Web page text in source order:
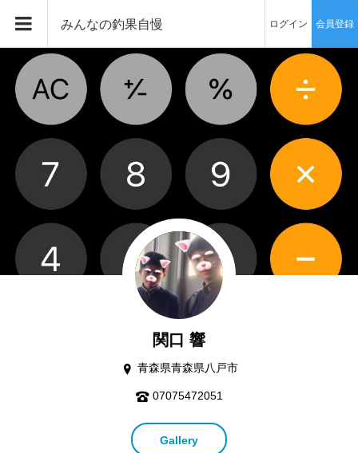
みんなの釣果自慢 ログイン 会員登録
関口 響
青森県青森県八戸市
07075472051
Gallery